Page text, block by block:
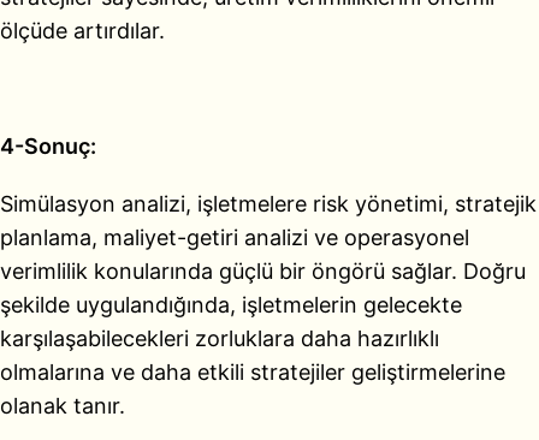
ölçüde artırdılar.
4-Sonuç:
Simülasyon analizi, işletmelere risk yönetimi, stratejik
planlama, maliyet-getiri analizi ve operasyonel
verimlilik konularında güçlü bir öngörü sağlar. Doğru
şekilde uygulandığında, işletmelerin gelecekte
karşılaşabilecekleri zorluklara daha hazırlıklı
olmalarına ve daha etkili stratejiler geliştirmelerine
olanak tanır.